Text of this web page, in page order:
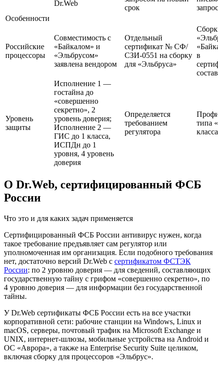
Dr.Web
срок
Особенности
Российские
процессоры
Совместимость с
«Байкалом» и
«Эльбрусом»
заявлена вендором
Отдельный
сертификат № СФ/
СЗИ-0551 на сборку
для «Эльбруса»
в
состав
Уровень
защиты
Исполнение 1 —
гостайна до
«совершенно
секретно», 2
уровень доверия;
Исполнение 2 —
ГИС до 1 класса,
ИСПДн до 1
уровня, 4 уровень
доверия
Определяется
требованием
регулятора
типа
О Dr.Web, сертифицированный ФСБ
России
Что это и для каких задач применяется
Сертифицированный ФСБ России антивирус нужен, когда
такое требование предъявляет сам регулятор или
уполномоченная им организация. Если подобного требования
нет, достаточно версий Dr.Web с сертификатом ФСТЭК
России: по 2 уровню доверия — для сведений, составляющих
государственную тайну с грифом «совершенно секретно», по
4 уровню доверия — для информации без государственной
тайны.
У Dr.Web сертификаты ФСБ России есть на все участки
корпоративной сети: рабочие станции на Windows, Linux и
macOS, серверы, почтовый трафик на Microsoft Exchange и
UNIX, интернет-шлюзы, мобильные устройства на Android и
ОС «Аврора», а также на Enterprise Security Suite целиком,
включая сборку для процессоров «Эльбрус».